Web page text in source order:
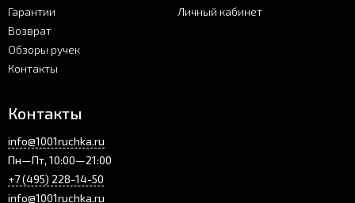
Гарантии
Возврат
Обзоры ручек
Контакты
Личный кабинет
Контакты
info@1001ruchka.ru
Пн—Пт, 10:00—21:00
+7 (495) 228-14-50
info@1001ruchka.ru